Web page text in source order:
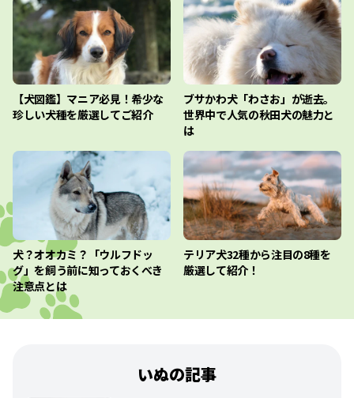
【犬図鑑】マニア必見！希少な
珍しい犬種を厳選してご紹介
ブサかわ犬「わさお」が逝去。
世界中で人気の秋田犬の魅力と
は
犬？オオカミ？「ウルフドッ
グ」を飼う前に知っておくべき
注意点とは
テリア犬32種から注目の8種を
厳選して紹介！
いぬの記事